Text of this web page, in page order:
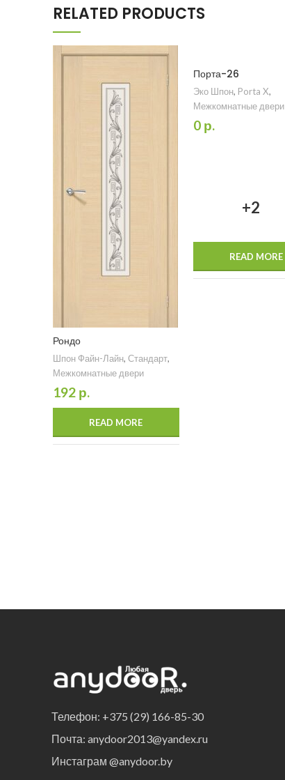
RELATED PRODUCTS
Рондо
Шпон Файн-Лайн, Стандарт,
Межкомнатные двери
192 р.
READ MORE
Порта-26
Эко Шпон, Porta X,
Межкомнатные двери
0 р.
+2
READ MORE
Телефон: +375 (29) 166-85-30
Почта: anydoor2013@yandex.ru
Инстаграм @anydoor.by